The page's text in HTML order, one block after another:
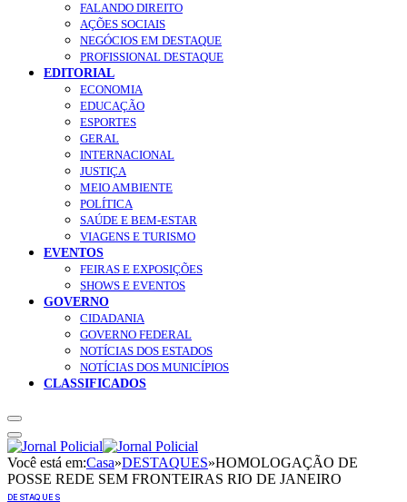
FALANDO DIREITO
AÇÕES SOCIAIS
NEGÓCIOS EM DESTAQUE
PROFISSIONAL DESTAQUE
EDITORIAL
ECONOMIA
EDUCAÇÃO
ESPORTES
GERAL
INTERNACIONAL
JUSTIÇA
MEIO AMBIENTE
POLÍTICA
SAÚDE E BEM-ESTAR
VIAGENS E TURISMO
EVENTOS
FEIRAS E EXPOSIÇÕES
SHOWS E EVENTOS
GOVERNO
CIDADANIA
GOVERNO FEDERAL
NOTÍCIAS DOS ESTADOS
NOTÍCIAS DOS MUNICÍPIOS
CLASSIFICADOS
Você está em:Casa»DESTAQUES»HOMOLOGAÇÃO DE
POSSE REDE SEM FRONTEIRAS RIO DE JANEIRO
DESTAQUES